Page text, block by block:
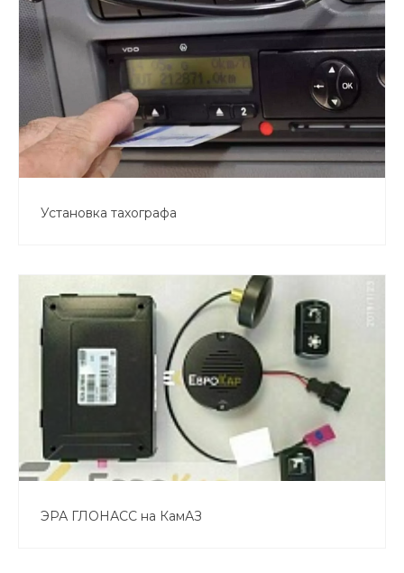
Установка тахографа
ЭРА ГЛОНАСС на КамАЗ